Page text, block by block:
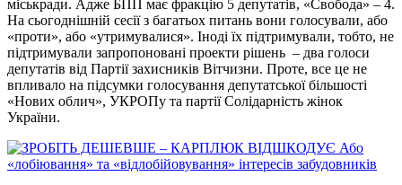
міськради. Адже БПП має фракцію 5 депутатів, «Свобода» – 4.
На сьогоднішній сесії з багатьох питань вони голосували, або
«проти», або «утримувалися». Іноді їх підтримували, тобто, не
підтримували запропоновані проекти рішень – два голоси
депутатів від Партії захисників Вітчизни. Проте, все це не
впливало на підсумки голосування депутатської більшості
«Нових облич», УКРОПу та партії Солідарність жінок
України.